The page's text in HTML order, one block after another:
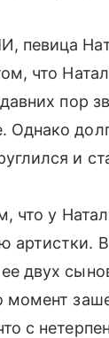
певица
что
пор
Однако
и
что у
двух
момент
с